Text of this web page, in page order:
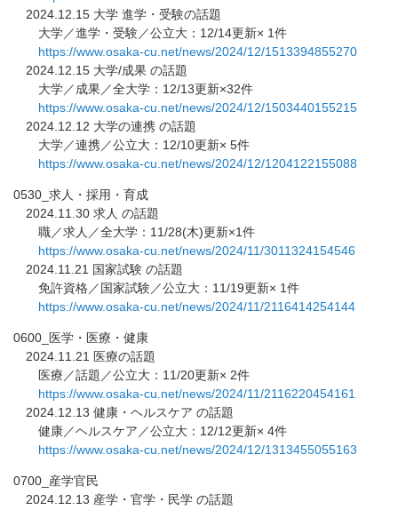
2024.12.15 大学 進学・受験の話題
大学／進学・受験／公立大：12/14更新× 1件
https://www.osaka-cu.net/news/2024/12/1513394855270
2024.12.15 大学/成果 の話題
大学／成果／全大学：12/13更新×32件
https://www.osaka-cu.net/news/2024/12/1503440155215
2024.12.12 大学の連携 の話題
大学／連携／公立大：12/10更新× 5件
https://www.osaka-cu.net/news/2024/12/1204122155088
0530_求人・採用・育成
2024.11.30 求人 の話題
職／求人／全大学：11/28(木)更新×1件
https://www.osaka-cu.net/news/2024/11/3011324154546
2024.11.21 国家試験 の話題
免許資格／国家試験／公立大：11/19更新× 1件
https://www.osaka-cu.net/news/2024/11/2116414254144
0600_医学・医療・健康
2024.11.21 医療の話題
医療／話題／公立大：11/20更新× 2件
https://www.osaka-cu.net/news/2024/11/2116220454161
2024.12.13 健康・ヘルスケア の話題
健康／ヘルスケア／公立大：12/12更新× 4件
https://www.osaka-cu.net/news/2024/12/1313455055163
0700_産学官民
2024.12.13 産学・官学・民学 の話題